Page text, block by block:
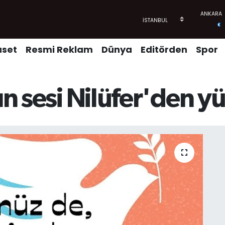
Resmi Reklam Dünya Editörden Spor
sesi Nilüfer'den